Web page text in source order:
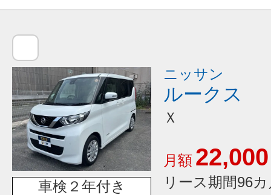
車検２年付き
ニッサン
ルークス
Ｘ
月額 22,000
リース期間96